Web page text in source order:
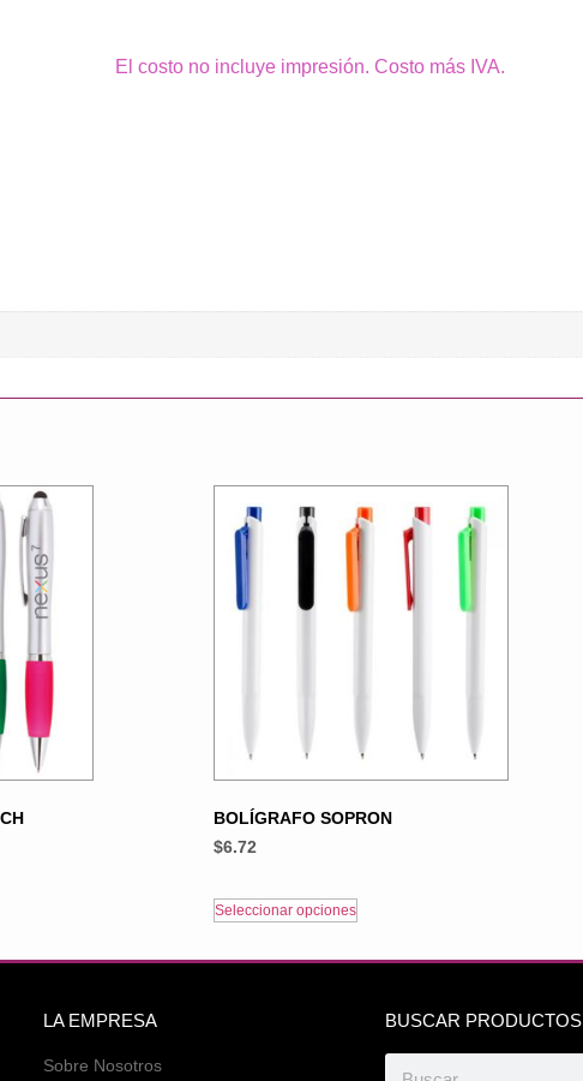
El costo no incluye impresión. Costo más IVA.
BOLÍGRAFO SOPRON
$6.72
Seleccionar opciones
LA EMPRESA
Sobre Nosotros
BUSCAR PRODUCTOS